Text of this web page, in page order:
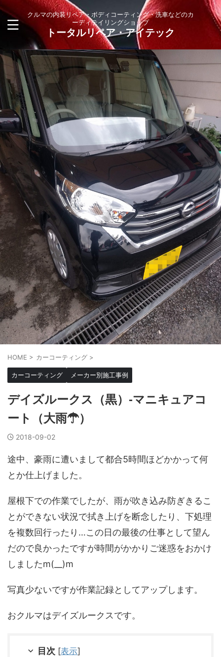
クルマの内装リペア・ボディコーティング・洗車などのカ
ーディテイリングショップ
トータルリペア・アイテック
HOME > カーコーティング >
カーコーティング メーカー別施工事例
デイズルークス（黒）-マニキュアコ
ート（大雨☂）
2018-09-02
途中、豪雨に遭いまして都合5時間ほどかかって何
とか仕上げました。
屋根下での作業でしたが、雨が吹き込み防ぎきるこ
とができない状況で拭き上げを断念したり、下処理
を複数回行ったり…この日の最後の仕事として望ん
だので良かったですが時間がかかりご迷惑をおかけ
しましたm(__)m
写真少ないですが作業記録としてアップします。
おクルマはデイズルークスです。
目次 [表示]